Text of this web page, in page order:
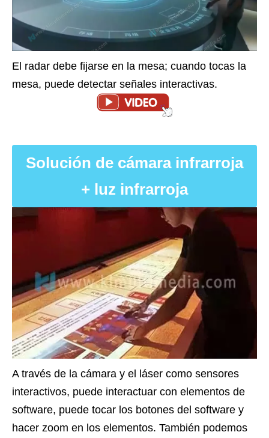
El radar debe fijarse en la mesa; cuando tocas la
mesa, puede detectar señales interactivas.
Solución de cámara infrarroja
+ luz infrarroja
A través de la cámara y el láser como sensores
interactivos, puede interactuar con elementos de
software, puede tocar los botones del software y
hacer zoom en los elementos. También podemos